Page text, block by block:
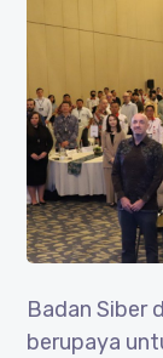
Badan Siber
berupaya